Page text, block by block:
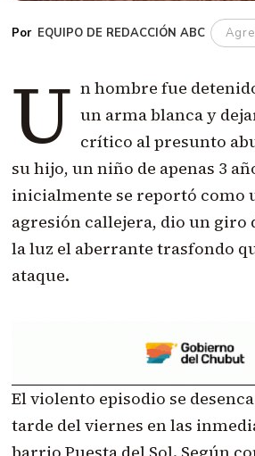
EQUIPO DE REDACCIÓN ABC
U n hombre fue
un arma blanca y
crítico al presunto
su hijo, un niño de apenas 3
inicialmente se reportó como
agresión callejera, dio un giro
la luz el aberrante trasfondo
ataque.
El violento episodio se
tarde del viernes en las